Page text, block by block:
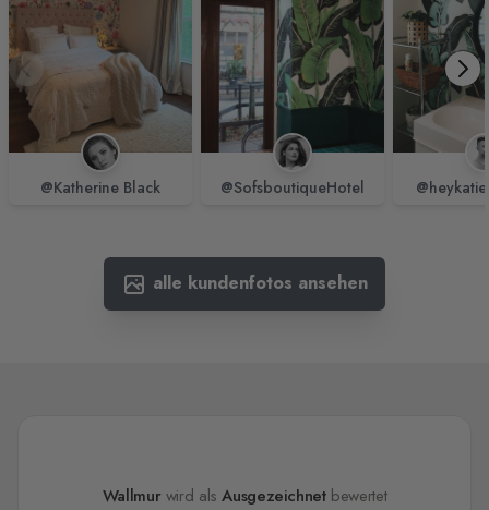
@Katherine Black @SofsboutiqueHotel
alle kundenfotos ansehen
Wallmur wird alsAusgezeichnetbewertet